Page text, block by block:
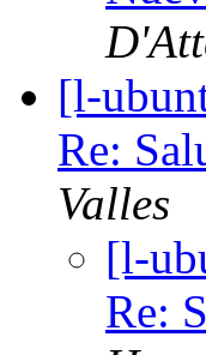
[l-
Re:
Valles
[l-
Re: